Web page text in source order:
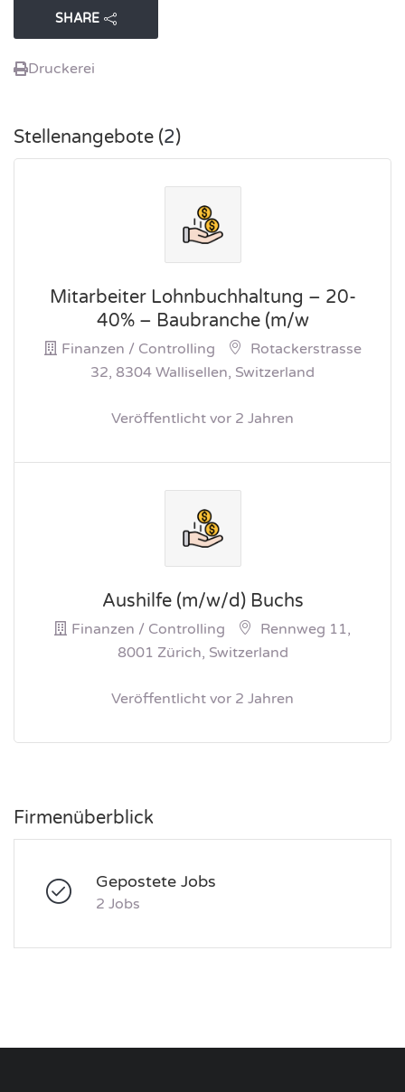
SHARE
Druckerei
Stellenangebote (2)
Mitarbeiter Lohnbuchhaltung – 20-
40% – Baubranche (m/w
Finanzen / Controlling
Rotackerstrasse
32, 8304 Wallisellen, Switzerland
Veröffentlicht vor 2 Jahren
Aushilfe (m/w/d) Buchs
Finanzen / Controlling
Rennweg 11,
8001 Zürich, Switzerland
Veröffentlicht vor 2 Jahren
Firmenüberblick
Gepostete Jobs
2 Jobs